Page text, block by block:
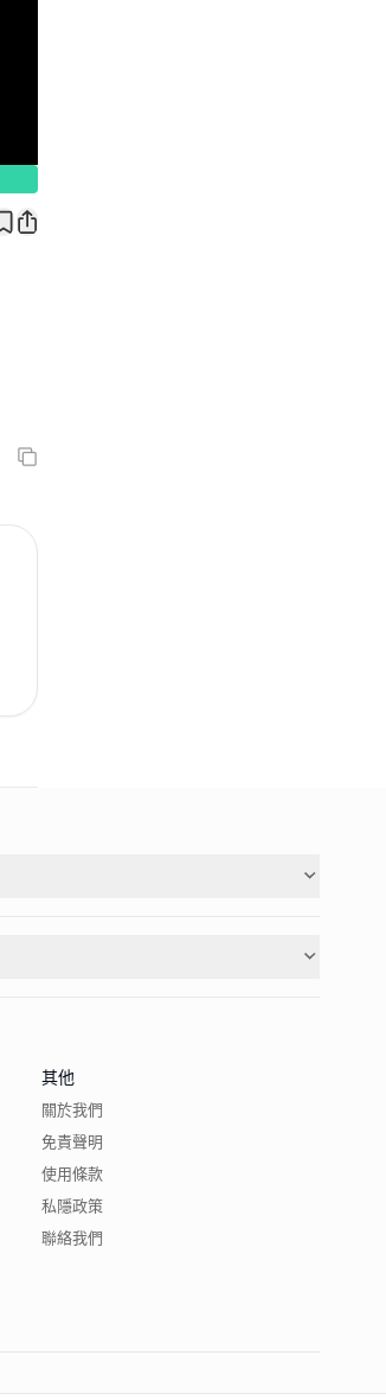
其他
關於我們
免責聲明
使用條款
私隱政策
聯絡我們